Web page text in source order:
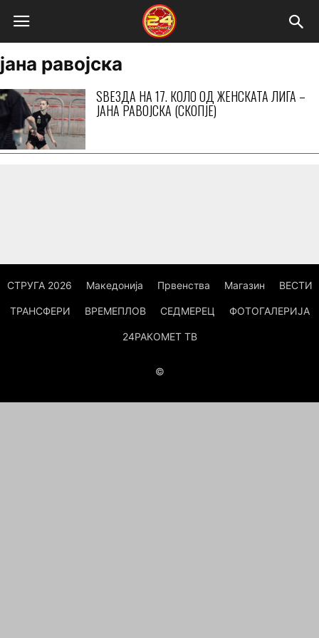
јана равојска
ЅВЕЗДА НА 17. КОЛО ОД ЖЕНСКАТА ЛИГА –
ЈАНА РАВОЈСКА (СКОПЈЕ)
СТРУГА 2026 Македонија Првенства Магазин ВЕСТИ
ТРАНСФЕРИ ВРЕМЕПЛОВ СЕДМЕРЕЦ ФОТОГАЛЕРИЈА
24РАКОМЕТ ТВ
©